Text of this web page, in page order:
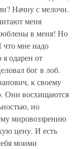
Начну с мелочи.
меня
в меня! Но
что мне надо
одарен от
бог в лоб.
к своему
Они восхищаются
но
мировоззрению
цену. И есть
моими